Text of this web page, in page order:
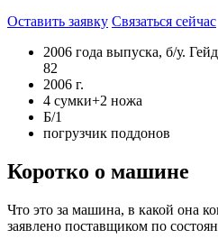
Оставить заявку Связаться сейчас
2006 года выпуска, б/у.
82
2006 г.
4 сумки+2 ножа
Б/1
погрузчик поддонов
Коротко о машине
Что это за машина, в какой она
заявлено поставщиком по